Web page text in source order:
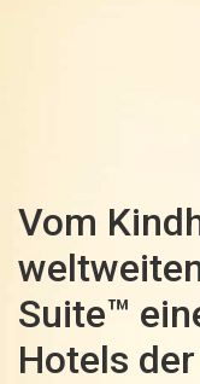
Vom
Suite™
Hotels